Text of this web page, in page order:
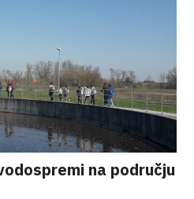
na području